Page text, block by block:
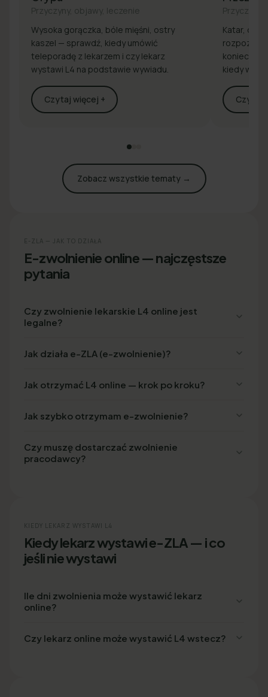
Przyczyny, objawy, leczenie
Wysoka gorączka, bóle mięśni, ostry
kaszel — sprawdź, kiedy umówić
teleporadę z lekarzem i czy lekarz
wystawi L4 na podstawie wywiadu.
Czytaj więcej +
Przyczyny,
Katar,
rozpoznaj
konieczna
kiedy
Czytaj
Zobacz wszystkie tematy →
E-ZLA — JAK TO DZIAŁA
E-zwolnienie online — najczęstsze
pytania
Czy zwolnienie lekarskie L4 online jest
legalne?
Jak działa e-ZLA (e-zwolnienie)?
Jak otrzymać L4 online — krok po kroku?
Jak szybko otrzymam e-zwolnienie?
Czy muszę dostarczać zwolnienie
pracodawcy?
KIEDY LEKARZ WYSTAWI L4
Kiedy lekarz wystawi e-ZLA — i co
jeśli nie wystawi
Ile dni zwolnienia może wystawić lekarz
online?
Czy lekarz online może wystawić L4 wstecz?